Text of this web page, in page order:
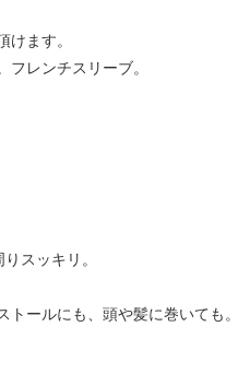
ます。
レンチスリーブ。
スッキリ。
ールにも、頭や髪に巻いても。